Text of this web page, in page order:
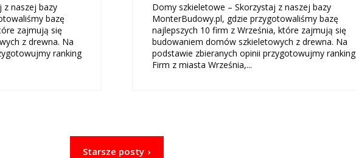
z naszej bazy
bazę
zajmują się
z drewna. Na
ranking
Domy szkieletowe – Skorzystaj z naszej bazy
MonterBudowy.pl, gdzie przygotowaliśmy bazę
najlepszych 10 firm z Września, które zajmują się
budowaniem domów szkieletowych z drewna. Na
podstawie zbieranych opinii przygotowujmy ranking
Firm z miasta Września,...
Starsze posty